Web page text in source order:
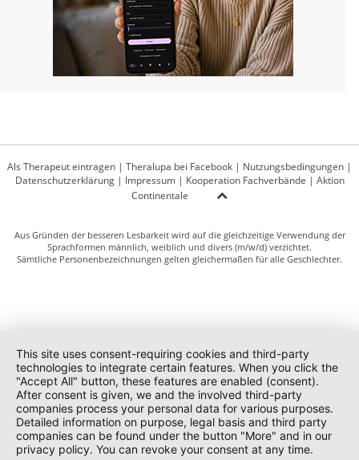
Als Therapeut eintragen | Theralupa bei Facebook | Nutzungsbedingungen |
Datenschutzerklärung| Impressum| Kooperation Fachverbände | Aktion
Continentale
Aus Gründen der besseren Lesbarkeit wird auf die gleichzeitige Verwendung der
Sprachformen männlich, weiblich und divers (m/w/d) verzichtet.
Sämtliche Personenbezeichnungen gelten gleichermaßen für alle Geschlechter.
This site uses consent-requiring cookies and third-party
technologies to integrate certain features. When you click the
"Accept All" button, these features are enabled (consent).
After consent is given, we and the involved third-party
companies process your personal data for various purposes.
Detailed information on purpose, legal basis and third party
companies can be found under the button "More" and in our
privacy policy. You can revoke your consent at any time.